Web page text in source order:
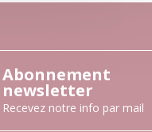
Abonnement
newsletter
Recevez notre info par mail